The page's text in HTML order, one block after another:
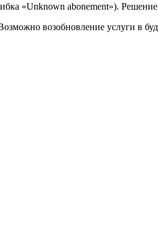
«Unknown abonement»).
возобновление услуги в